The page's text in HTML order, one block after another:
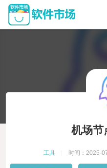
机场节
工具 时间：2025-